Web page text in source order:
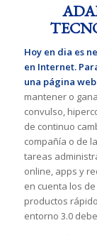
Hoy en dia es
en Internet.
una página web
mantener o
convulso,
de continuo
compañía o de
tareas
online, apps y
en cuenta los
productos
entorno 3.0